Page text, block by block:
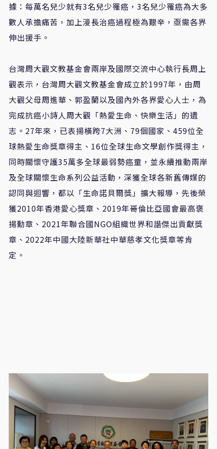
據：每萬名兒少就有3名兒少罹癌，3名兒少罹癌為大多
數人承擔痛苦，加上漫長治癌過程極為艱辛，亟需各界
伸出援手。
台灣周大觀文教基金會兩岸及國際交流中心執行長周上
觀表示，台灣周大觀文教基金會成立於1997年，由周
大觀父母周進華、郭盈蘭以及國內外各界愛心人士，為
完成抗癌小詩人周大觀「熱愛生命、快樂生活」的遺
志。27年來，已表揚橫跨7大洲、79個國家、459位全
球熱愛生命獎章得主、16位全球生命文學創作獎得主，
同時關懷守護35萬多全球最弱勢癌童，並永續推動兩岸
及全球關懷生命系列公益活動，深獲全球各新舊傳媒的
認同與迴響，都以「生命諾貝爾獎」擴大報導，先後榮
獲2010年香港愛心獎章、2019年哥倫比亞國會最高褒
揚勳章、2021年聯合國NGO組織世界和諧傑出貢獻獎
章、2022年中國大陸新華社中華慈孝文化獎章等肯
定。